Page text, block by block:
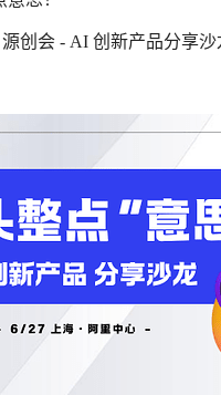
创会 - AI 创新产品分享